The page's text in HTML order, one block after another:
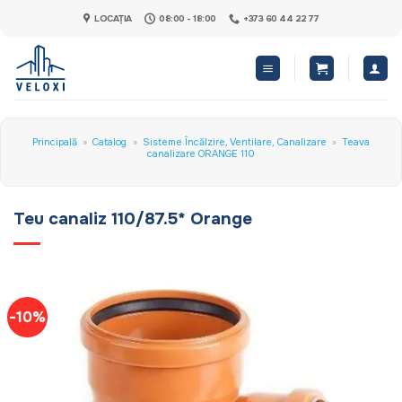
content
LOCAȚIA 08:00 - 18:00 +373 60 44 22 77
Principală » Catalog » Sisteme Încălzire, Ventilare, Canalizare » Teava
canalizare ORANGE 110
Teu canaliz 110/87.5* Orange
-10%